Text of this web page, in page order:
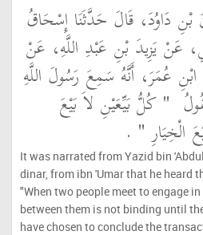
بْنِ دَاوُدَ، قَالَ حَدَّثَنَا إِسْحَاقُ
عَنْ يَزِيدَ بْنِ عَبْدِ اللَّهِ، عَنْ
عُمَرَ، أَنَّهُ سَمِعَ رَسُولَ اللَّهِ
"‏ كُلُّ بَيِّعَيْنِ لاَ بَيْعَ
الْخِيَارِ ‏" ‏ ‏.‏
It was narrated from Yazid bin
dinar, from ibn 'Umar that he heard
"When two people meet to engage
between them is not binding until
have chosen to conclude the